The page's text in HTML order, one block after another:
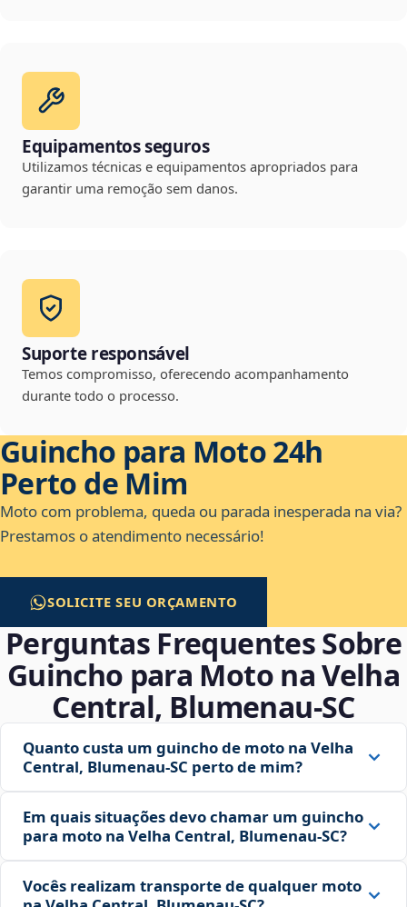
Equipamentos seguros
Utilizamos técnicas e equipamentos apropriados para
garantir uma remoção sem danos.
Suporte responsável
Temos compromisso, oferecendo acompanhamento
durante todo o processo.
Guincho para Moto 24h
Perto de Mim
Moto com problema, queda ou parada inesperada na via?
Prestamos o atendimento necessário!
SOLICITE SEU ORÇAMENTO
Perguntas Frequentes Sobre
Guincho para Moto na Velha
Central, Blumenau‑SC
Quanto custa um guincho de moto na Velha
Central, Blumenau‑SC perto de mim?
Em quais situações devo chamar um guincho
para moto na Velha Central, Blumenau‑SC?
Vocês realizam transporte de qualquer moto